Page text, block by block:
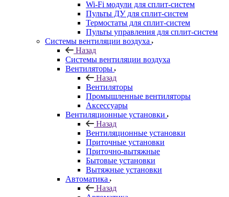
Wi-Fi модули для сплит-систем
Пульты ДУ для сплит-систем
Термостаты для сплит-систем
Пульты управления для сплит-систем
Системы вентиляции воздуха
Назад
Системы вентиляции воздуха
Вентиляторы
Назад
Вентиляторы
Промышленные вентиляторы
Аксессуары
Вентиляционные установки
Назад
Вентиляционные установки
Приточные установки
Приточно-вытяжные
Бытовые установки
Вытяжные установки
Автоматика
Назад